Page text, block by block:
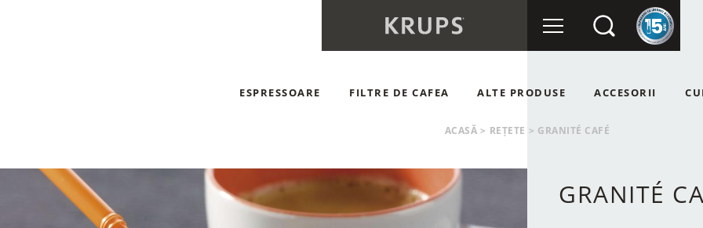
ESPRESSOARE FILTRE DE CAFEA ALTE PRODUSE ACCESORII
ACASĂ > REȚETE > GRANITÉ CAFÉ
GRANITÉ